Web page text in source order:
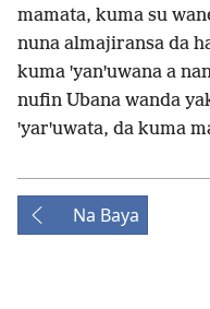
mamata, kuma su
nuna almajiransa da
kuma ꞌyanꞌuwana a
nufin Ubana wanda
ꞌyarꞌuwata, da kuma
Na Baya